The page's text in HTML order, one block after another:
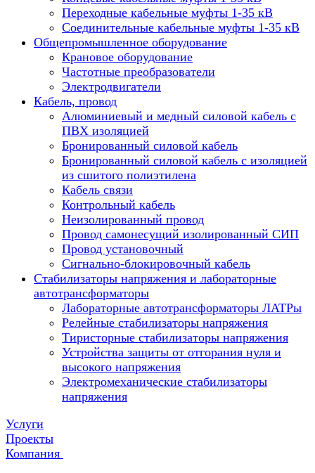
Переходные кабельные муфты 1-35 кВ
Соединительные кабельные муфты 1-35 кВ
Общепромышленное оборудование
Крановое оборудование
Частотные преобразователи
Электродвигатели
Кабель, провод
Алюминиевый и медный силовой кабель с
ПВХ изоляцией
Бронированный силовой кабель
Бронированный силовой кабель с изоляцией
из сшитого полиэтилена
Кабель связи
Контрольный кабель
Неизолированный провод
Провод самонесущий изолированный СИП
Провод установочный
Сигнально-блокировочный кабель
Стабилизаторы напряжения и лабораторные
автотрансформаторы
Лабораторные автотрансформаторы ЛАТРы
Релейные стабилизаторы напряжения
Тиристорные стабилизаторы напряжения
Устройства защиты от отгорания нуля и
высокого напряжения
Электромеханические стабилизаторы
напряжения
Услуги
Проекты
Компания